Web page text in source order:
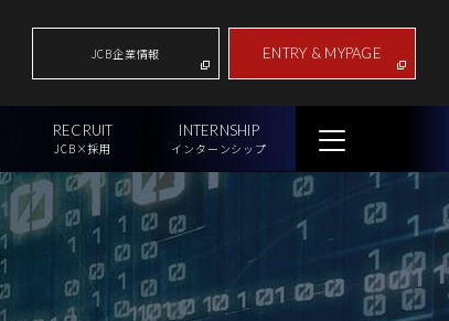
JCB企業情報 ENTRY & MYPAGE
RECRUIT
JCB×採用
INTERNSHIP
インターンシップ